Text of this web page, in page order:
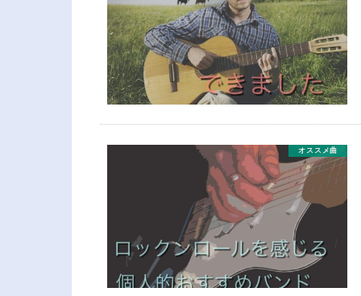
オススメ曲